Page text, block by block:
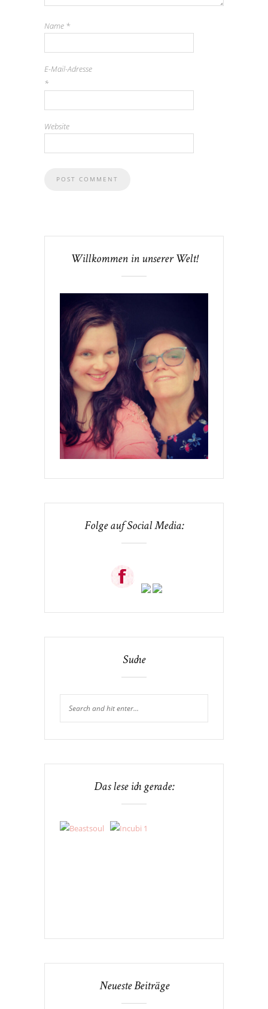
Name *
E-Mail-Adresse
*
Website
Willkommen in unserer Welt!
Folge auf Social Media:
Suche
Das lese ich gerade:
Neueste Beiträge